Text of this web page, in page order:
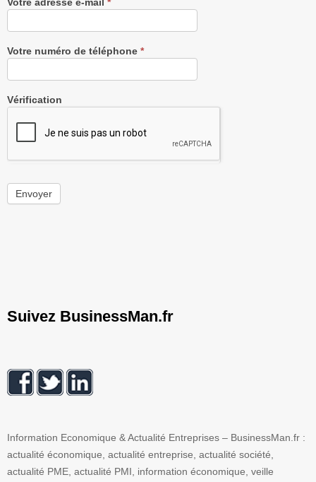
Votre adresse e-mail *
Votre numéro de téléphone *
Vérification
Envoyer
Suivez BusinessMan.fr
Information Economique & Actualité Entreprises – BusinessMan.fr :
actualité économique, actualité entreprise, actualité société,
actualité PME, actualité PMI, information économique, veille